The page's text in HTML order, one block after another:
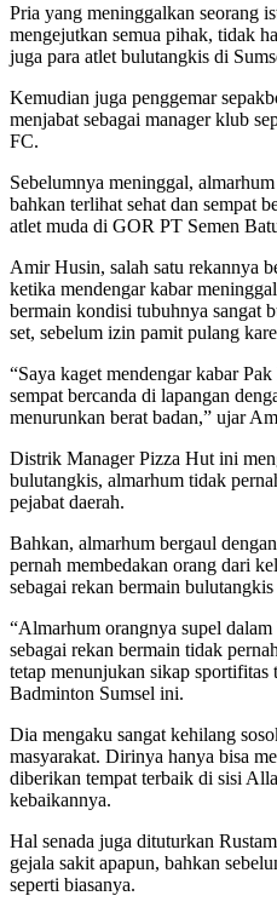
Pria yang meninggalkan seorang
mengejutkan semua pihak, tidak
juga para atlet bulutangkis di
Kemudian juga penggemar
menjabat sebagai manager klub
FC.
Sebelumnya meninggal,
bahkan terlihat sehat dan sempat
atlet muda di GOR PT Semen
Amir Husin, salah satu rekannya
ketika mendengar kabar
bermain kondisi tubuhnya sangat
set, sebelum izin pamit pulang
“Saya kaget mendengar kabar
sempat bercanda di lapangan
menurunkan berat badan,” ujar
Distrik Manager Pizza Hut ini
bulutangkis, almarhum tidak
pejabat daerah.
Bahkan, almarhum bergaul
pernah membedakan orang dari
sebagai rekan bermain bulutangkis
“Almarhum orangnya supel
sebagai rekan bermain tidak
tetap menunjukan sikap
Badminton Sumsel ini.
Dia mengaku sangat kehilang
masyarakat. Dirinya hanya bisa
diberikan tempat terbaik di sisi
kebaikannya.
Hal senada juga dituturkan
gejala sakit apapun, bahkan
seperti biasanya.